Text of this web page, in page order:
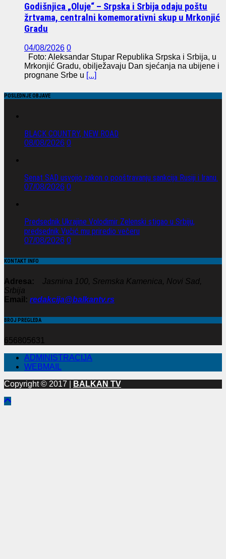
Godišnjica „Oluje“ – Srpska i Srbija odaju poštu
žrtvama, centralni komemorativni skup u Mrkonjić
Gradu
04/08/2026 0
Foto: Aleksandar Stupar Republika Srpska i Srbija, u
Mrkonjić Gradu, obilježavaju Dan sjećanja na ubijene i
prognane Srbe u [...]
POSLEDNJE OBJAVE
BLACK COUNTRY, NEW ROAD
08/08/2026 0
Senat SAD usvojio zakon o pooštravanju sankcija Rusiji i Iranu.
07/08/2026 0
Predsednik Ukrajine Volodimir Zelenski stigao u Srbiju,
predsednik Vučić mu priredio večeru
07/08/2026 0
KONTAKT INFO
Adresa:
Jasmina 100, Sremska Kamenica, Novi Sad,
Srbija
Email: redakcija@balkantv.rs
BROJ PREGLEDA
656805631
ADMINISTRACIJA
WEBMAIL
Copyright © 2017 |
BALKAN TV